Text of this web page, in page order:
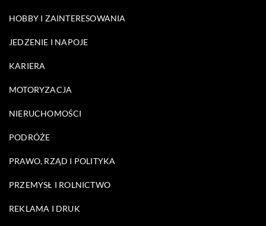
HOBBY I ZAINTERESOWANIA
JEDZENIE I NAPOJE
KARIERA
MOTORYZACJA
NIERUCHOMOŚCI
PODRÓŻE
PRAWO, RZĄD I POLITYKA
PRZEMYSŁ I ROLNICTWO
REKLAMA I DRUK